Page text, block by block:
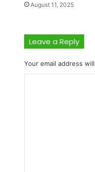
August 11, 2025
Leave a Reply
Your email address